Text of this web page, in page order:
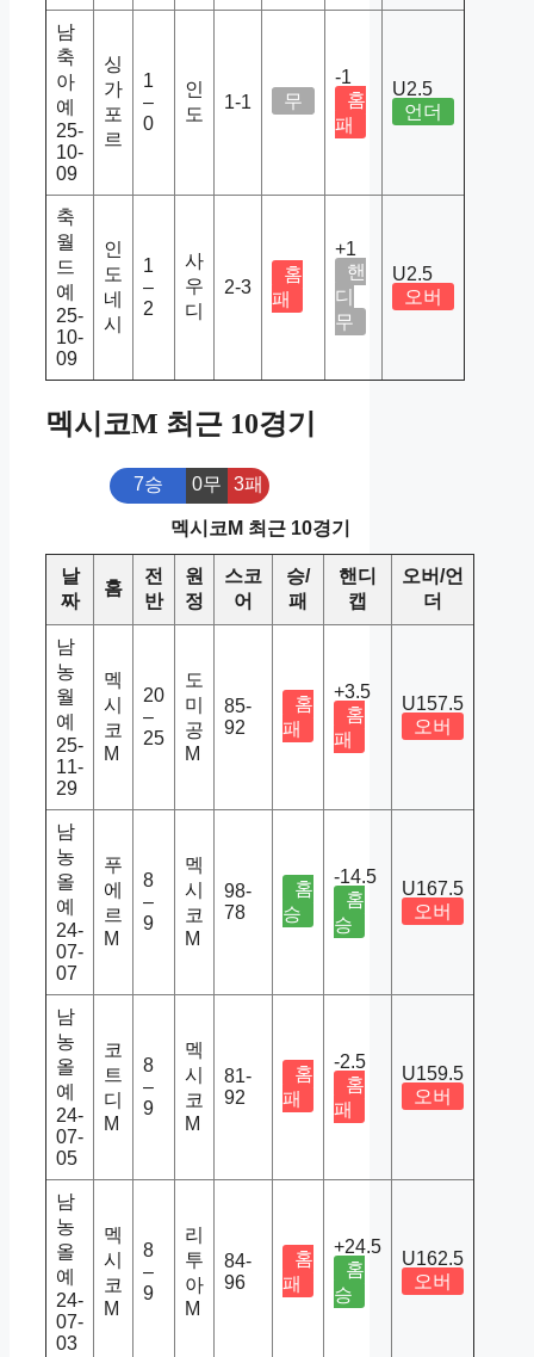
남
축
아
예
25-
10-
09
싱
가
포
르
1
–
0
인
도
1-1 무
-1
홈
패
U2.5
언더
축
월
드
예
25-
10-
09
인
도
네
시
1
–
2
사
우
디
2-3
홈
패
+1
핸
디
무
U2.5
오버
멕시코M 최근 10경기
7승 0무 3패
멕시코M 최근 10경기
날
짜
홈
전
반
원
정
스코
어
승/
패
핸디
캡
오버/언
더
남
농
월
예
25-
11-
29
멕
시
코
M
20
–
25
도
미
공
M
85-
92
홈
패
+3.5
홈
패
U157.5
오버
남
농
올
예
24-
07-
07
푸
에
르
M
8
–
9
멕
시
코
M
98-
78
홈
승
-14.5
홈
승
U167.5
오버
남
농
올
예
24-
07-
05
코
트
디
M
8
–
9
멕
시
코
M
81-
92
홈
패
-2.5
홈
패
U159.5
오버
남
농
올
예
24-
07-
03
멕
시
코
M
8
–
9
리
투
아
M
84-
96
홈
패
+24.5
홈
승
U162.5
오버